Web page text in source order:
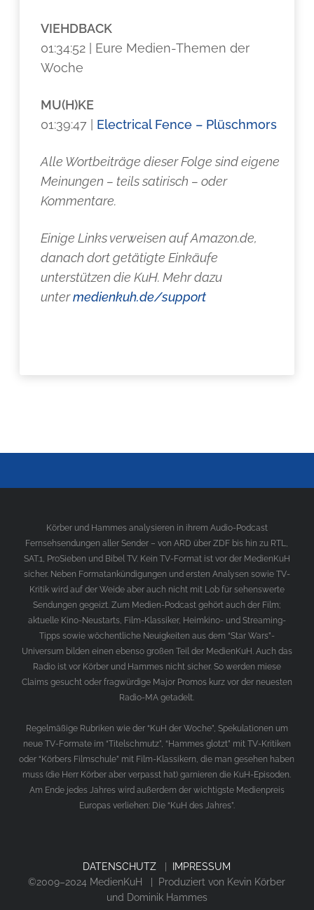
VIEHDBACK
01:34:52 | Eure Medien-Themen der
Woche
MU(H)KE
01:39:47 | Electrical Fence – Plüschmors
Alle Wortbeiträge dieser Folge sind eigene
Meinungen – teils satirisch – oder
Kommentare.
Einige Links verweisen auf Amazon.de,
danach dort getätigte Einkäufe
unterstützen die KuH. Mehr dazu
untermedienkuh.de/support
Körber und Hammes analysieren in ihrem Audio-Podcast
Fernsehsendungen aller Sender – von ARD über ZDF bis hin zu RTL,
SAT.1, ProSieben und Bibel TV. Kein TV-Format ist vor der MedienKuH
sicher. Neben Formatankündigungen und ersten Analysen sowie TV-
Kritik wird auf der Weide aber auch nicht mit Lob für sehenswerte
Sendungen gegeizt. Zum Medien-Podcast gehört auch der Film;
aktuelle Kino-Neustarts, Film-Klassiker, Heimkino- und Streaming-
Tipps sowie wöchentliche Neuigkeiten aus dem “Star Wars”-
Universum bilden einen ebenso großen Teil der MedienKuH. Auch das
Radio ist vor Körber und Hammes nicht sicher. So werden miese
Claims gesucht oder fragwürdige Major Promos kurz vor der neuesten
Radio-MA getadelt.
Regelmäßige Rubriken wie der “KuH der Woche”, Spekulationen um
neue TV-Formate im “Titelschmutz”, “Hammes glotzt” mit TV-Kritiken
oder “Körbers Filmschule” mit Film-Klassikern, die man gesehen haben
muss (die Herr Körber aber verpasst hat) garnieren die KuH-Episoden.
Am Ende jedes Jahres wird außerdem der wichtigste Medienpreis
Europas verliehen: Die “KuH des Jahres”.
DATENSCHUTZ
IMPRESSUM
©2009–2024 MedienKuH | Produziert von Kevin Körber
und Dominik Hammes